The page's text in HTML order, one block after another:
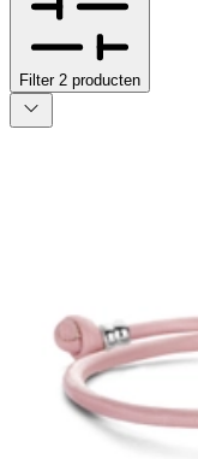
Filter 2 producten